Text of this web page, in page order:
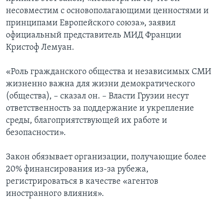
несовместим с основополагающими ценностями и
принципами Европейского союза», заявил
официальный представитель МИД Франции
Кристоф Лемуан.
«Роль гражданского общества и независимых СМИ
жизненно важна для жизни демократического
(общества), – сказал он. – Власти Грузии несут
ответственность за поддержание и укрепление
среды, благоприятствующей их работе и
безопасности».
Закон обязывает организации, получающие более
20% финансирования из-за рубежа,
регистрироваться в качестве «агентов
иностранного влияния».